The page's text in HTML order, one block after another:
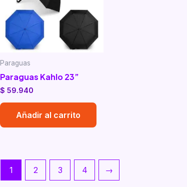
Paraguas
Paraguas Kahlo 23”
$ 59.940
Añadir al carrito
1 2 3 4 →